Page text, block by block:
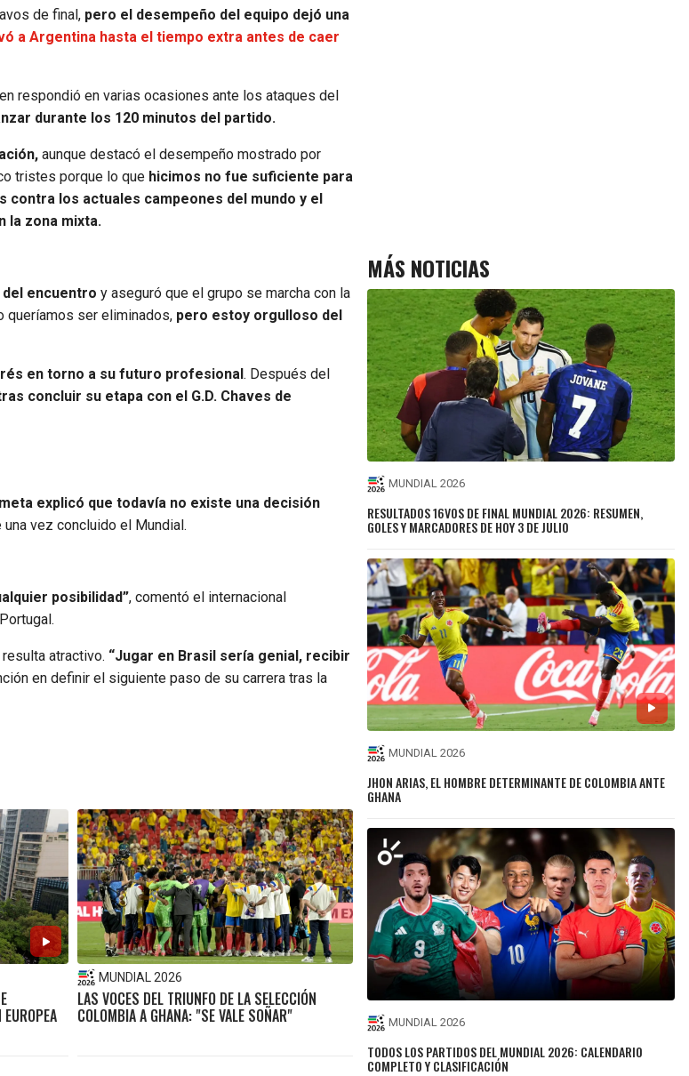
de final, pero el desempeño del equipo dejó una
a Argentina hasta el tiempo extra antes de caer
respondió en varias ocasiones ante los ataques del
durante los 120 minutos del partido.
aunque destacó el desempeño mostrado por
tristes porque lo que hicimos no fue suficiente para
contra los actuales campeones del mundo y el
la zona mixta.
encuentro y aseguró que el grupo se marcha con la
queríamos ser eliminados, pero estoy orgulloso del
en torno a su futuro profesional. Después del
concluir su etapa con el G.D. Chaves de
explicó que todavía no existe una decisión
vez concluido el Mundial.
posibilidad”, comentó el internacional
atractivo. “Jugar en Brasil sería genial, recibir
en definir el siguiente paso de su carrera tras la
MUNDIAL 2026
LAS VOCES DEL TRIUNFO DE LA SELECCIÓN
COLOMBIA A GHANA: "SE VALE SOÑAR"
MÁS NOTICIAS
MUNDIAL 2026
RESULTADOS 16VOS DE FINAL MUNDIAL 2026: RESUMEN,
GOLES Y MARCADORES DE HOY 3 DE JULIO
MUNDIAL 2026
JHON ARIAS, EL HOMBRE DETERMINANTE DE COLOMBIA ANTE
GHANA
MUNDIAL 2026
TODOS LOS PARTIDOS DEL MUNDIAL 2026: CALENDARIO
COMPLETO Y CLASIFICACIÓN